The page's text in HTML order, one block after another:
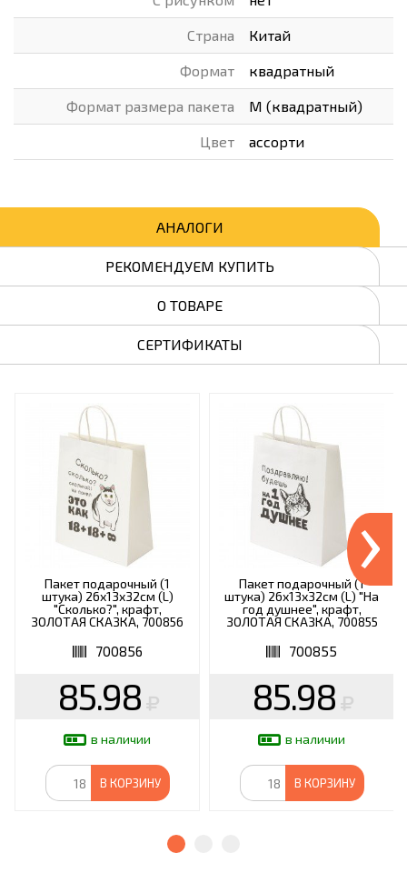
Страна Китай
Формат квадратный
Формат размера пакета M (квадратный)
Цвет ассорти
АНАЛОГИ
РЕКОМЕНДУЕМ КУПИТЬ
О ТОВАРЕ
СЕРТИФИКАТЫ
Пакет подарочный (1
штука) 26х13х32см (L)
"Сколько?", крафт,
ЗОЛОТАЯ СКАЗКА, 700856
700856
85.98
в наличии
В КОРЗИНУ
Пакет подарочный (1
штука) 26х13х32см (L) "На
год душнее", крафт,
ЗОЛОТАЯ СКАЗКА, 700855
700855
85.98
в наличии
В КОРЗИНУ
›